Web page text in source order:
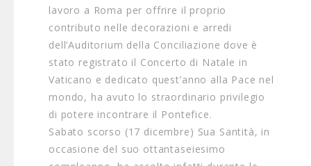
lavoro a Roma per offrire il proprio
contributo nelle decorazioni e arredi
dell’Auditorium della Conciliazione dove è
stato registrato il Concerto di Natale in
Vaticano e dedicato quest’anno alla Pace nel
mondo, ha avuto lo straordinario privilegio
di potere incontrare il Pontefice.
Sabato scorso (17 dicembre) Sua Santità, in
occasione del suo ottantaseiesimo